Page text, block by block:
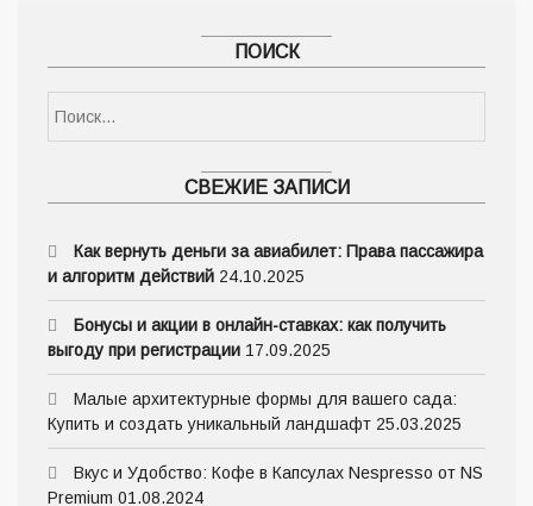
ПОИСК
СВЕЖИЕ ЗАПИСИ
Как вернуть деньги за авиабилет: Права пассажира
и алгоритм действий 24.10.2025
Бонусы и акции в онлайн-ставках: как получить
выгоду при регистрации 17.09.2025
Малые архитектурные формы для вашего сада:
Купить и создать уникальный ландшафт 25.03.2025
Вкус и Удобство: Кофе в Капсулах Nespresso от NS
Premium 01.08.2024